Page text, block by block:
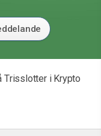
Trisslotter i Krypto